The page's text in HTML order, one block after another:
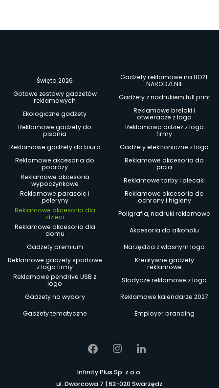
Święta 2026
Gadżety reklamowe na BOŻE
NARODZENIE
Gotowe zestawy gadżetów
reklamowych
Gadżety z nadrukiem full print
Ekologiczne gadżety
Reklamowe breloki i
otwieracze z logo
Reklamowe gadżety do
pisania
Reklamowa odzież z logo
firmy
Reklamowe gadżety do biura
Gadżety elektroniczne z logo
Reklamowe akcesoria do
podróży
Reklamowe akcesoria do
picia
Reklamowe akcesoria
wypoczynkowe
Reklamowe torby i plecaki
Reklamowe parasole i
peleryny
Reklamowe akcesoria do
ochrony i higieny
Reklamowe akcesoria dla
dzieci
Poligrafia, nadruki reklamowe
Reklamowe akcesoria dla
domu
Akcesoria do alkoholu
Gadżety premium
Narzędzia z własnym logo
Reklamowe gadżety sportowe
z logo firmy
Kreatywne gadżety
reklamowe
Reklamowe pendrive USB z
logo
Słodycze reklamowe z logo
Gadżety na wybory
Reklamowe kalendarze 2027
Gadżety tematyczne
Employer branding
Infinity Plus Sp. z o.o.
ul. Dworcowa 7 | 62-020 Swarzędz